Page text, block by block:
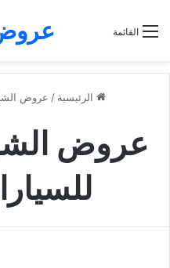
القائمة
الرئيسية / عروض
عروض